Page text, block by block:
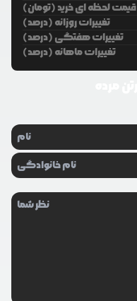
قیمت لحظه ای خرید (تومان)
تغییرات روزانه (درصد)
تغییرات هفتگی (درصد)
تغییرات ماهانه (درصد)